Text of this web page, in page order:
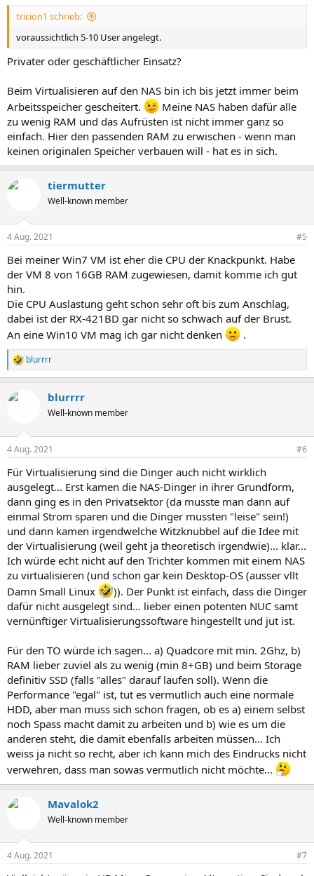
tricion1 schrieb:
voraussichtlich 5-10 User angelegt.
Privater oder geschäftlicher Einsatz?
Beim Virtualisieren auf den NAS bin ich bis jetzt immer beim
Arbeitsspeicher gescheitert.
Meine NAS haben dafür alle
zu wenig RAM und das Aufrüsten ist nicht immer ganz so
einfach. Hier den passenden RAM zu erwischen - wenn man
keinen originalen Speicher verbauen will - hat es in sich.
tiermutter
Well-known member
4 Aug. 2021 #5
Bei meiner Win7 VM ist eher die CPU der Knackpunkt. Habe
der VM 8 von 16GB RAM zugewiesen, damit komme ich gut
hin.
Die CPU Auslastung geht schon sehr oft bis zum Anschlag,
dabei ist der RX-421BD gar nicht so schwach auf der Brust.
An eine Win10 VM mag ich gar nicht denken
.
R
e
k
e
:
blurrrr
blurrrr
Well-known member
4 Aug. 2021 #6
Für Virtualisierung sind die Dinger auch nicht wirklich
ausgelegt... Erst kamen die NAS-Dinger in ihrer Grundform,
dann ging es in den Privatsektor (da musste man dann auf
einmal Strom sparen und die Dinger mussten "leise" sein!)
und dann kamen irgendwelche Witzknubbel auf die Idee mit
der Virtualisierung (weil geht ja theoretisch irgendwie)... klar...
Ich würde echt nicht auf den Trichter kommen mit einem NAS
zu virtualisieren (und schon gar kein Desktop-OS (ausser vllt
Damn Small Linux
)). Der Punkt ist einfach, dass die Dinger
dafür nicht ausgelegt sind... lieber einen potenten NUC samt
vernünftiger Virtualisierungssoftware hingestellt und jut ist.
Für den TO würde ich sagen... a) Quadcore mit min. 2Ghz, b)
RAM lieber zuviel als zu wenig (min 8+GB) und beim Storage
definitiv SSD (falls "alles" darauf laufen soll). Wenn die
Performance "egal" ist, tut es vermutlich auch eine normale
HDD, aber man muss sich schon fragen, ob es a) einem selbst
noch Spass macht damit zu arbeiten und b) wie es um die
anderen steht, die damit ebenfalls arbeiten müssen... Ich
weiss ja nicht so recht, aber ich kann mich des Eindrucks nicht
verwehren, dass man sowas vermutlich nicht möchte...
Mavalok2
Well-known member
4 Aug. 2021 #7